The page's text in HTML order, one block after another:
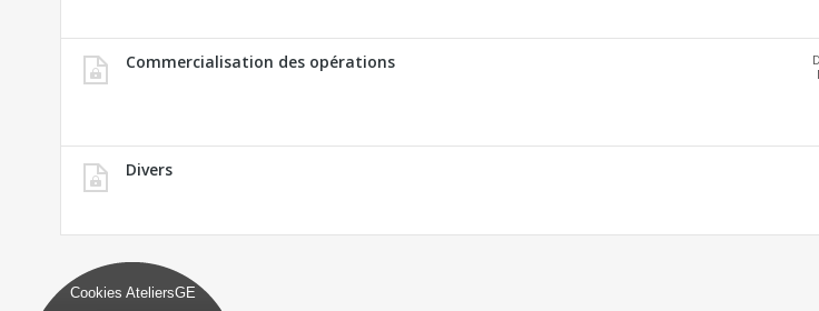
Commercialisation des opérations
Divers
Cookies AteliersGE